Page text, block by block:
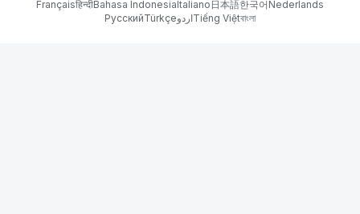
Françaisहिन्दीBahasa IndonesiaItaliano 日本語한국어 Nederlands
РусскийTürkçeاردوTiếng Việtবাংলা